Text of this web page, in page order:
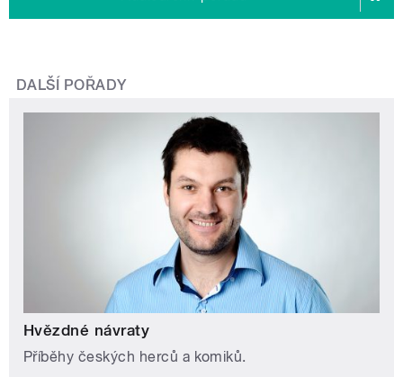
DALŠÍ POŘADY
Hvězdné návraty
Příběhy českých herců a komiků.